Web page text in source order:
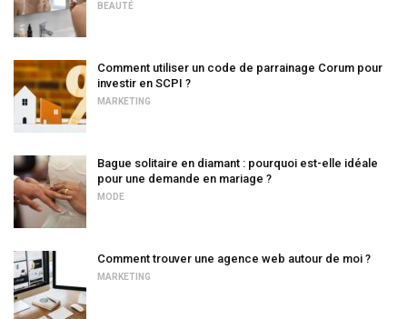
BEAUTÉ
Comment utiliser un code de parrainage Corum pour
investir en SCPI ?
MARKETING
Bague solitaire en diamant : pourquoi est-elle idéale
pour une demande en mariage ?
MODE
Comment trouver une agence web autour de moi ?
MARKETING